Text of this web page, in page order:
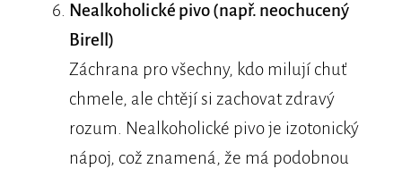
Nealkoholické pivo (např. neochucený
Birell)
Záchrana pro všechny, kdo milují chuť
chmele, ale chtějí si zachovat zdravý
rozum. Nealkoholické pivo je izotonický
nápoj, což znamená, že má podobnou